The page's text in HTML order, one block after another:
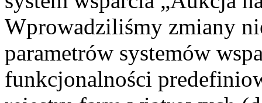
Wprowadziliśmy zmiany
parametrów systemów
funkcjonalności